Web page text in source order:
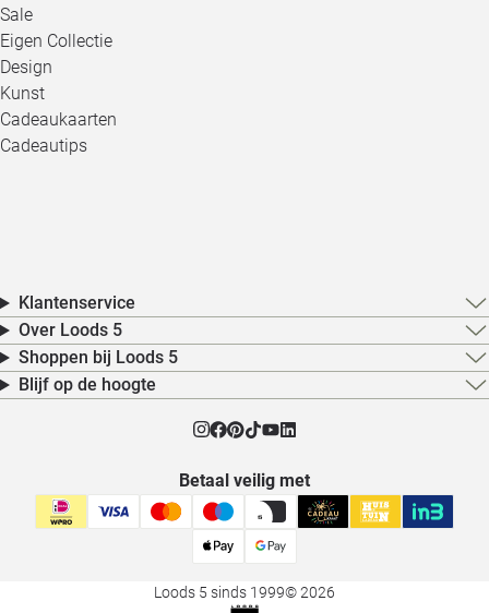
Sale
Eigen Collectie
Design
Kunst
Cadeaukaarten
Cadeautips
Klantenservice
Over Loods 5
Shoppen bij Loods 5
Blijf op de hoogte
Betaal veilig met
Loods 5 sinds 1999© 2026